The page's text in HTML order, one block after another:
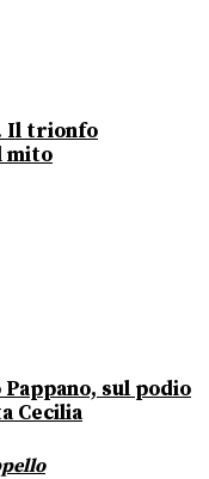
Il trionfo
mito
sul podio
Cecilia